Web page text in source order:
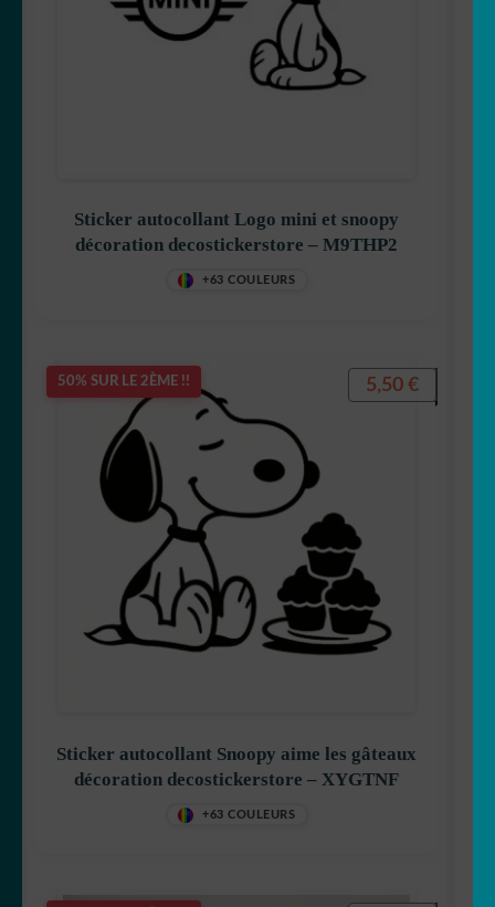
Sticker autocollant Logo mini et snoopy
décoration decostickerstore – M9THP2
+63 COULEURS
50% SUR LE 2ÈME !!
Sticker autocollant Snoopy aime les gâteaux
décoration decostickerstore – XYGTNF
+63 COULEURS
5,50 €